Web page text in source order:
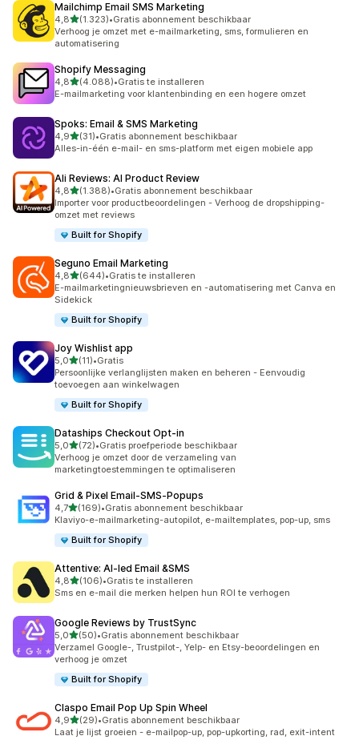
Mailchimp Email SMS Marketing
4,8van 5 sterren
(1.323)
1323 recensies in totaal
•Gratis abonnement beschikbaar
Verhoog je omzet met e-mailmarketing, sms, formulieren en
automatisering
Shopify Messaging
4,8van 5 sterren
(4.088)
4088 recensies in totaal
•Gratis te installeren
E-mailmarketing voor klantenbinding en een hogere omzet
Spoks: Email & SMS Marketing
4,9van 5 sterren
(31)
31 recensies in totaal
•Gratis abonnement beschikbaar
Alles-in-één e-mail- en sms-platform met eigen mobiele app
Ali Reviews: AI Product Review
4,8van 5 sterren
(1.388)
1388 recensies in totaal
•Gratis abonnement beschikbaar
Importer voor productbeoordelingen - Verhoog de dropshipping-
omzet met reviews
Built for Shopify
Seguno Email Marketing
4,8van 5 sterren
(644)
644 recensies in totaal
•Gratis te installeren
E-mailmarketingnieuwsbrieven en -automatisering met Canva en
Sidekick
Built for Shopify
Joy Wishlist app
5,0van 5 sterren
(11)
11 recensies in totaal
•Gratis
Persoonlijke verlanglijsten maken en beheren - Eenvoudig
toevoegen aan winkelwagen
Built for Shopify
Dataships Checkout Opt‑in
5,0van 5 sterren
(72)
72 recensies in totaal
•Gratis proefperiode beschikbaar
Verhoog je omzet door de verzameling van
marketingtoestemmingen te optimaliseren
Grid & Pixel Email‑SMS‑Popups
4,7van 5 sterren
(169)
169 recensies in totaal
•Gratis abonnement beschikbaar
Klaviyo-e-mailmarketing-autopilot, e-mailtemplates, pop-up, sms
Built for Shopify
Attentive: AI‑led Email &SMS
4,8van 5 sterren
(106)
106 recensies in totaal
•Gratis te installeren
Sms en e-mail die merken helpen hun ROI te verhogen
Google Reviews by TrustSync
5,0van 5 sterren
(50)
50 recensies in totaal
•Gratis abonnement beschikbaar
Verzamel Google-, Trustpilot-, Yelp- en Etsy-beoordelingen en
verhoog je omzet
Built for Shopify
Claspo Email Pop Up Spin Wheel
4,9van 5 sterren
(29)
29 recensies in totaal
•Gratis abonnement beschikbaar
Laat je lijst groeien - e-mailpop-up, pop-upkorting, rad, exit-intent